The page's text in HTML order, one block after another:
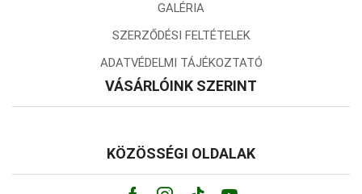
GALÉRIA
SZERZŐDÉSI FELTÉTELEK
ADATVÉDELMI TÁJÉKOZTATÓ
VÁSÁRLÓINK SZERINT
KÖZÖSSÉGI OLDALAK